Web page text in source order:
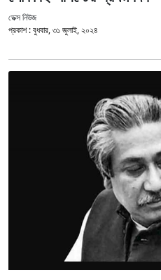
ডেক্স নিউজ
প্রকাশ :বুধবার, ৩১ জুলাই, ২০২৪